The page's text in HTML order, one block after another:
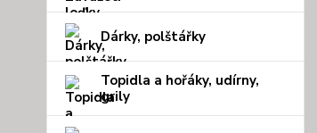
Dárky, polštářky
Topidla a hořáky, udírny,
grily